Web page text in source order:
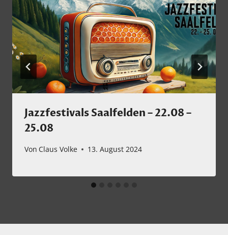
Jazzfestivals Saalfelden – 22.08 –
25.08
Von Claus Volke 13. August 2024